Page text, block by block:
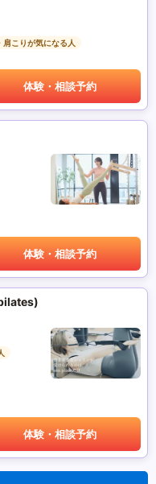
肩こりが気になる人
体験・相談予約
体験・相談予約
体験・相談予約